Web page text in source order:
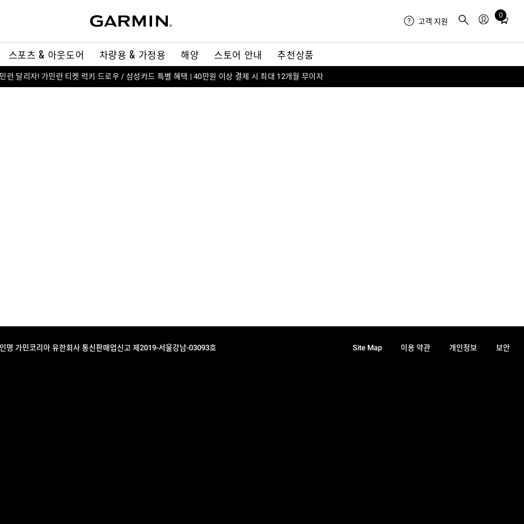
스포츠 & 아웃도어 차량용 & 가정용 해양 스토어 안내 추천상품
고객 지원
0
Total
in
런 달리자! 가민런 티켓 럭키 드로우 / 삼성카드 특별 혜택 | 40만원 이상 결제 시 최대 12개월 무이자
명 가민코리아 유한회사 통신판매업신고 제2019-서울강남-03093호
Site Map 이용 약관 개인정보 보안